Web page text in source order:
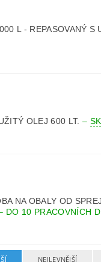
L - REPASOVANÝ S
OLEJ 600 LT. –
NA OBALY OD
DO 10 PRACOVNÍCH
NEJLEVNĚJŠÍ